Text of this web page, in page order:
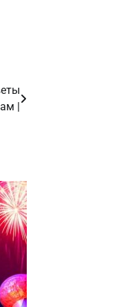
|